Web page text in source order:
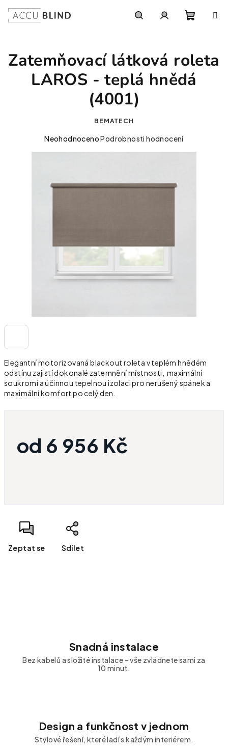
Elegantní motorizovaná blackout roleta v teplém hnědém
odstínu zajistí dokonalé zatemnění místnosti, maximální
soukromí a účinnou tepelnou izolaci pro nerušený spánek a
maximální komfort po celý den.
od 6 956 Kč
Měrná cena:
Zeptat se Sdílet
Zatemňovací látková roleta
LAROS - teplá hnědá
(4001)
BEMATECH
Průměrné hodnocení produktu je 0,0 z 5 hvězdiček.
NeohodnocenoPodrobnosti hodnocení
Snadná instalace
Bez kabelů a složité instalace – vše zvládnete sami za
10 minut.
Design a funkčnost v jednom
Stylové řešení, které ladí s každým interiérem.